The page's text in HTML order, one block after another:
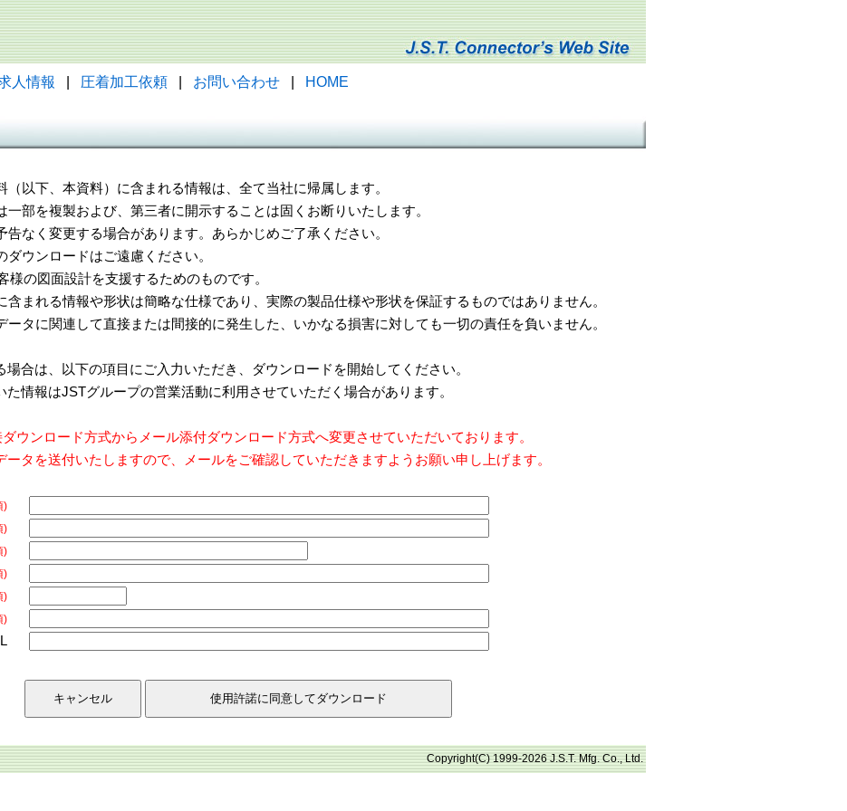
人情報 圧着加工依頼 お問い合わせ HOME
（以下、本資料）に含まれる情報は、全て当社に帰属します。
一部を複製および、第三者に開示することは固くお断りいたします。
告なく変更する場合があります。あらかじめご了承ください。
ダウンロードはご遠慮ください。
様の図面設計を支援するためのものです。
まれる情報や形状は簡略な仕様であり、実際の製品仕様や形状を保証するものではありません。
タに関連して直接または間接的に発生した、いかなる損害に対しても一切の責任を負いません。
場合は、以下の項目にご入力いただき、ダウンロードを開始してください。
た情報はJSTグループの営業活動に利用させていただく場合があります。
ウンロード方式からメール添付ダウンロード方式へ変更させていただいております。
ータを送付いたしますので、メールをご確認していただきますようお願い申し上げます。
)
)
)
)
)
)
Copyright(C) 1999-2026 J.S.T. Mfg. Co., Ltd.